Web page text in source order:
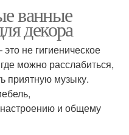
ванные
декора
не гигиеническое
можно расслабиться,
приятную музыку.
и общему